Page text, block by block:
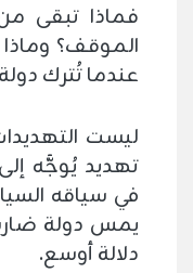
فماذا تبقى
الموقف؟
عندما تُترك
ليست
تهديد يُوجَّه
في سياقه
يمس دولة
دلالة أوسع.